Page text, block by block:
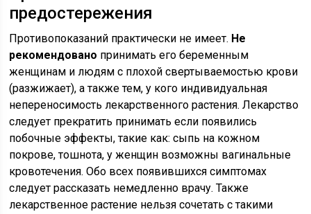
предостережения
Противопоказаний практически не имеет. Не
рекомендовано принимать его беременным
женщинам и людям с плохой свертываемостью крови
(разжижает), а также тем, у кого индивидуальная
непереносимость лекарственного растения. Лекарство
следует прекратить принимать если появились
побочные эффекты, такие как: сыпь на кожном
покрове, тошнота, у женщин возможны вагинальные
кровотечения. Обо всех появившихся симптомах
следует рассказать немедленно врачу. Также
лекарственное растение нельзя сочетать с такими